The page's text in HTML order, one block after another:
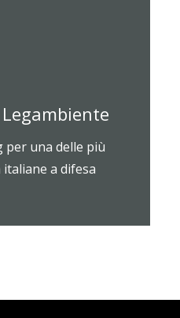
una delle più
a difesa